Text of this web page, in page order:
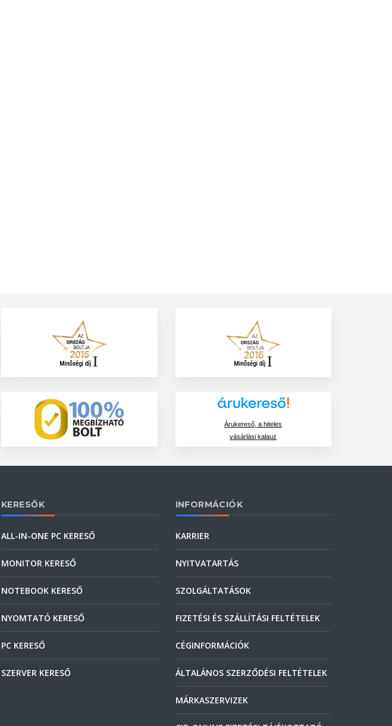
Árukereső, a hiteles
vásárlási kalauz
KERESŐK
ALL-IN-ONE PC KERESŐ
MONITOR KERESŐ
NOTEBOOK KERESŐ
NYOMTATÓ KERESŐ
PC KERESŐ
SZERVER KERESŐ
INFORMÁCIÓK
KARRIER
NYITVATARTÁS
SZOLGÁLTATÁSOK
FIZETÉSI ÉS SZÁLLÍTÁSI FELTÉTELEK
CÉGINFORMÁCIÓK
ÁLTALÁNOS SZERZŐDÉSI FELTÉTELEK
MÁRKASZERVIZEK